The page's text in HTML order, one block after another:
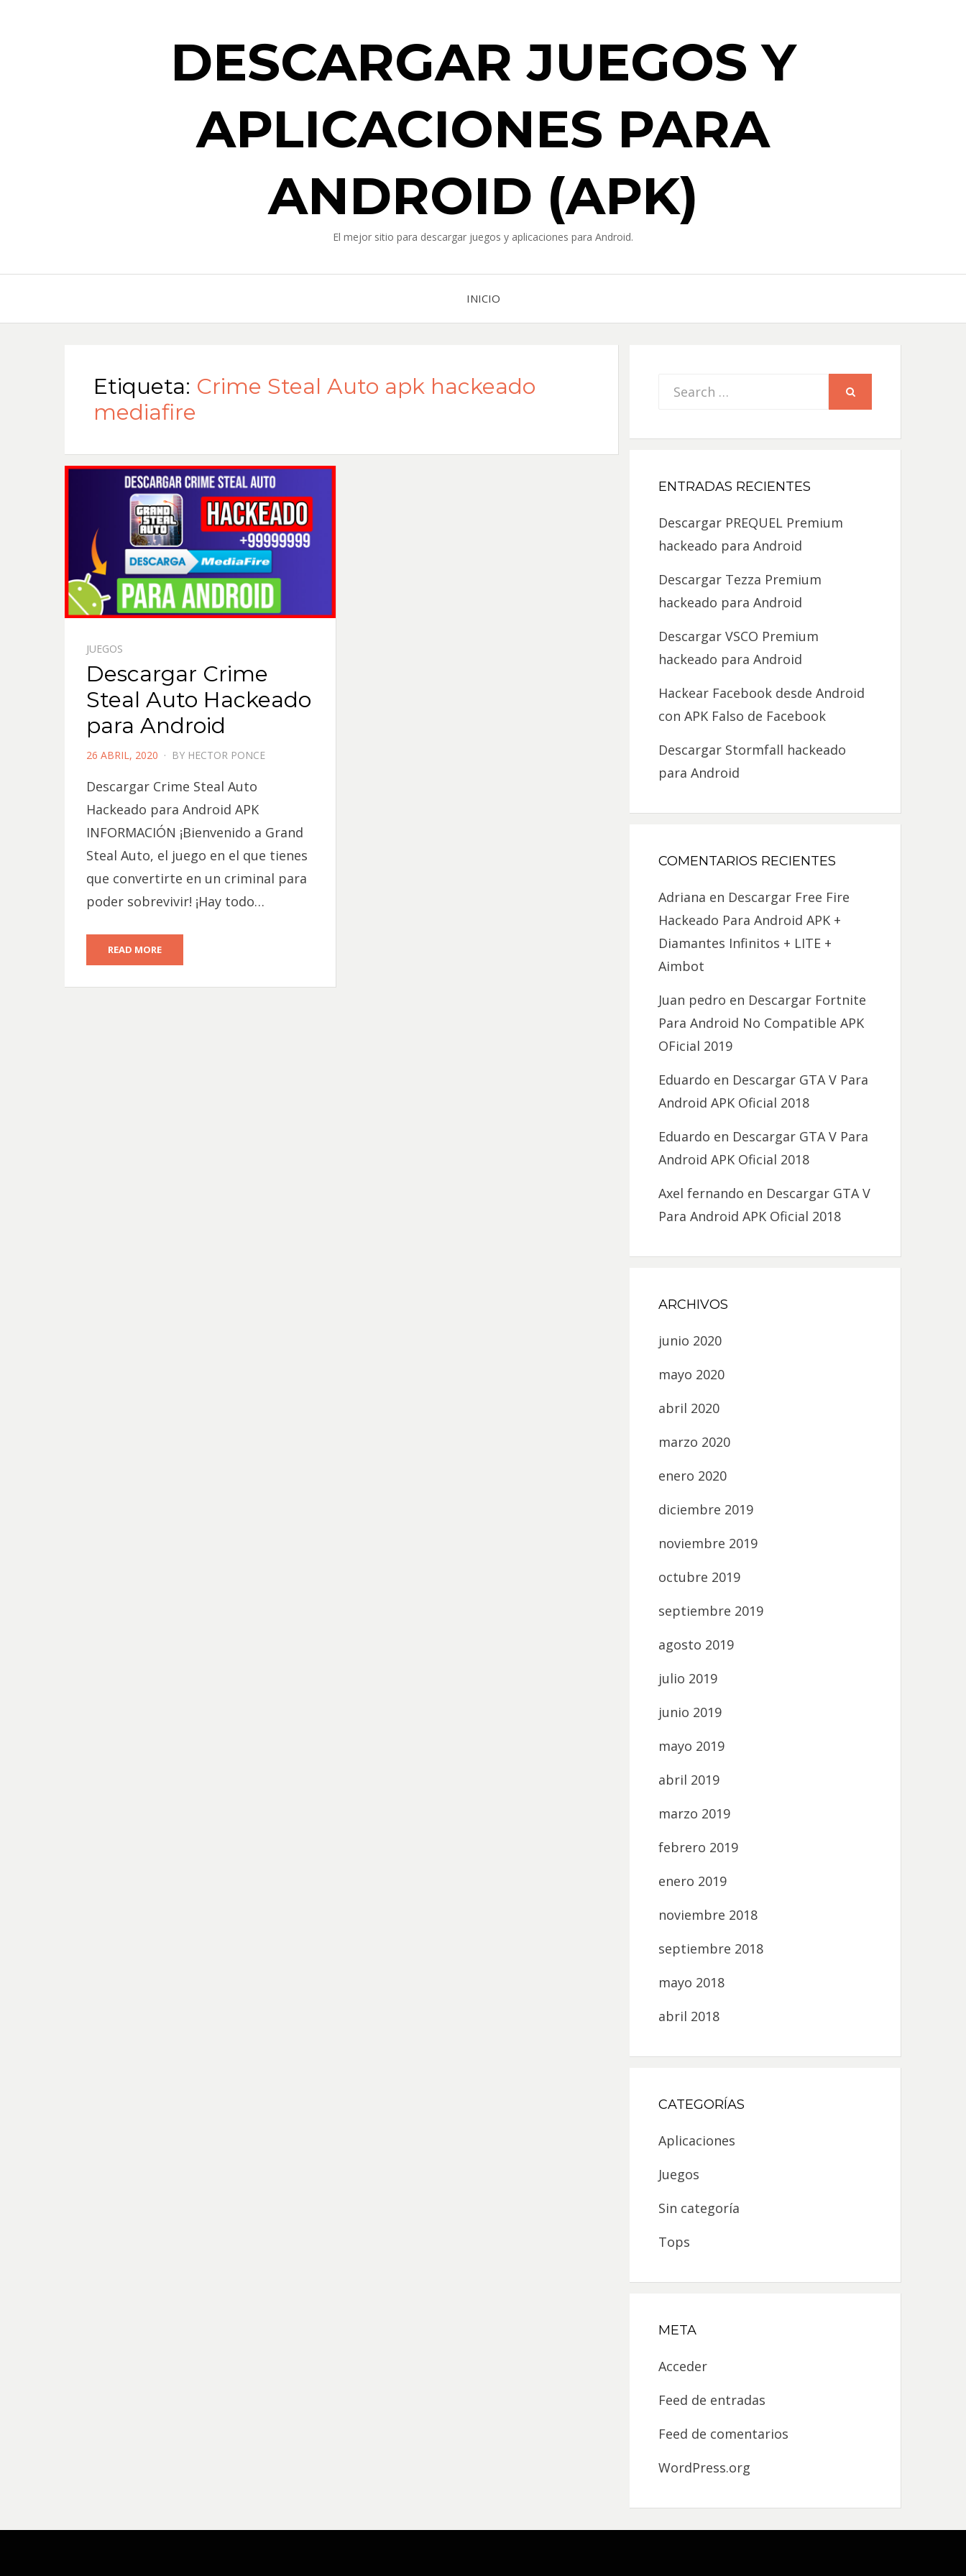
DESCARGAR JUEGOS Y
APLICACIONES PARA
ANDROID (APK)
El mejor sitio para descargar juegos y aplicaciones para Android.
INICIO
Etiqueta: Crime Steal Auto apk hackeado
mediafire
JUEGOS
Descargar Crime
Steal Auto Hackeado
para Android
POSTED
26 ABRIL, 2020 BY HECTOR PONCE
Descargar Crime Steal Auto
Hackeado para Android APK
INFORMACIÓN ¡Bienvenido a Grand
Steal Auto, el juego en el que tienes
que convertirte en un criminal para
poder sobrevivir! ¡Hay todo…
READ MORE
Search
ENTRADAS RECIENTES
Descargar PREQUEL Premium
hackeado para Android
Descargar Tezza Premium
hackeado para Android
Descargar VSCO Premium
hackeado para Android
Hackear Facebook desde Android
con APK Falso de Facebook
Descargar Stormfall hackeado
para Android
COMENTARIOS RECIENTES
Adriana en Descargar Free Fire
Hackeado Para Android APK +
Diamantes Infinitos + LITE +
Aimbot
Juan pedro en Descargar Fortnite
Para Android No Compatible APK
OFicial 2019
Eduardo en Descargar GTA V Para
Android APK Oficial 2018
Eduardo en Descargar GTA V Para
Android APK Oficial 2018
Axel fernando en Descargar GTA V
Para Android APK Oficial 2018
ARCHIVOS
junio 2020
mayo 2020
abril 2020
marzo 2020
enero 2020
diciembre 2019
noviembre 2019
octubre 2019
septiembre 2019
agosto 2019
julio 2019
junio 2019
mayo 2019
abril 2019
marzo 2019
febrero 2019
enero 2019
noviembre 2018
septiembre 2018
mayo 2018
abril 2018
CATEGORÍAS
Aplicaciones
Juegos
Sin categoría
Tops
META
Acceder
Feed de entradas
Feed de comentarios
WordPress.org